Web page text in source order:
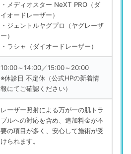
・メディオスター NeXT PRO（ダ
イオードレーザー）
・ジェントルヤグプロ（ヤグレーザ
ー）
・ラシャ（ダイオードレーザー）
10:00～14:00／15:00～20:00
※休診日 不定休（公式HPの新着情
報にてご確認ください）
レーザー照射による万が一の肌トラ
ブルへの対応を含め、追加料金が不
要の項目が多く、安心して施術が受
けられます。